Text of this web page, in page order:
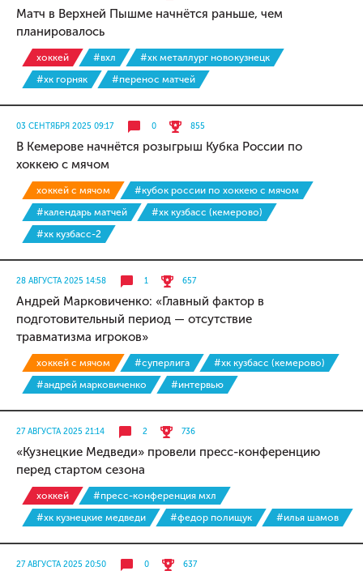
Матч в Верхней Пышме начнётся раньше, чем
планировалось
хоккей #вхл
#хк металлург новокузнецк
#хк горняк
#перенос матчей
03 СЕНТЯБРЯ 2025 09:17 0 855
В Кемерове начнётся розыгрыш Кубка России по
хоккею с мячом
хоккей с мячом
#кубок россии по хоккею с мячом
#календарь матчей
#хк кузбасс (кемерово)
#хк кузбасс-2
28 АВГУСТА 2025 14:58 1 657
Андрей Марковиченко: «Главный фактор в
подготовительный период — отсутствие
травматизма игроков»
хоккей с мячом #суперлига
#хк кузбасс (кемерово)
#андрей марковиченко
#интервью
27 АВГУСТА 2025 21:14 2 736
«Кузнецкие Медведи» провели пресс-конференцию
перед стартом сезона
хоккей
#пресс-конференция мхл
#хк кузнецкие медведи
#федор полищук #илья шамов
27 АВГУСТА 2025 20:50 0 637